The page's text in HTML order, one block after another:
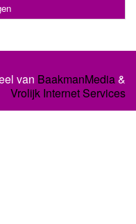
van BaakmanMedia&
Vrolijk Internet Services